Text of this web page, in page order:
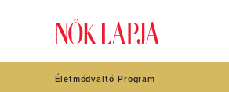
Életmódváltó Program